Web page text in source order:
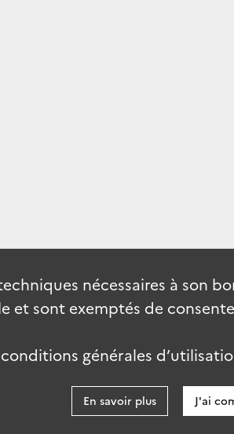
nécessaires à son
et sont exemptés de
générales
En savoir plus J'ai